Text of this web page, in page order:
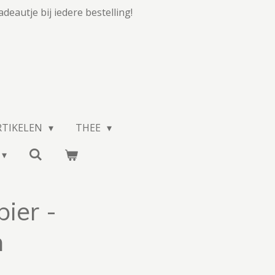
bij iedere bestelling!
THEE
-